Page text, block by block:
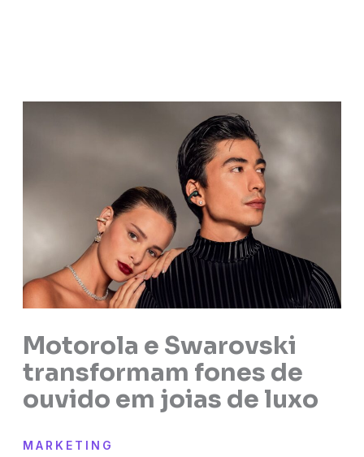
Motorola e Swarovski
transformam fones de
ouvido em joias de luxo
MARKETING